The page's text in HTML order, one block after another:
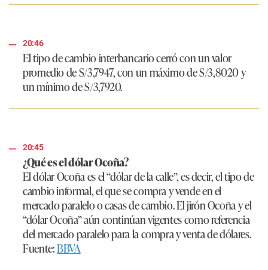
20:46
El tipo de cambio interbancario cerró con un valor
promedio de S/3,7947, con un máximo de S/3,8020 y
un mínimo de S/3,7920.
20:45
¿Qué es el dólar Ocoña?
El dólar Ocoña es el “dólar de la calle”, es decir, el tipo de
cambio informal, el que se compra y vende en el
mercado paralelo o casas de cambio. El jirón Ocoña y el
“dólar Ocoña” aún continúan vigentes como referencia
del mercado paralelo para la compra y venta de dólares.
Fuente:BBVA